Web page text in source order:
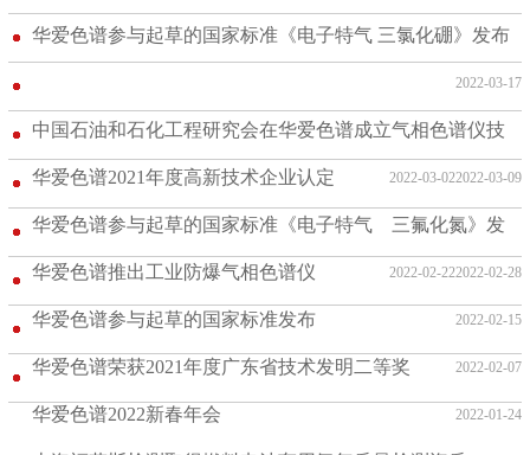
华爱色谱参与起草的国家标准《电子特气 三氯化硼》发布
2022-03-17
中国⽯油和⽯化⼯程研究会在华爱色谱成立气相色谱仪技
术中心 2022-03-09
华爱色谱2021年度高新技术企业认定 2022-03-02
华爱色谱参与起草的国家标准《电子特气 三氟化氮》发
布 2022-02-28
华爱色谱推出工业防爆气相色谱仪 2022-02-22
华爱色谱参与起草的国家标准发布 2022-02-15
华爱色谱荣获2021年度广东省技术发明二等奖 2022-02-07
华爱色谱2022新春年会 2022-01-24